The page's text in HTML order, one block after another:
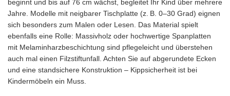
beginnt und bis auf 76 cm wächst, begleitet Ihr Kind über mehrere
Jahre. Modelle mit neigbarer Tischplatte (z. B. 0–30 Grad) eignen
sich besonders zum Malen oder Lesen. Das Material spielt
ebenfalls eine Rolle: Massivholz oder hochwertige Spanplatten
mit Melaminharzbeschichtung sind pflegeleicht und überstehen
auch mal einen Filzstiftunfall. Achten Sie auf abgerundete Ecken
und eine standsichere Konstruktion – Kippsicherheit ist bei
Kindermöbeln ein Muss.